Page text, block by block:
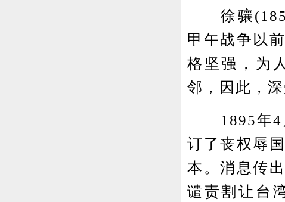
徐骧
甲午战争以
格坚强，为
邻，因此，
1895年4月
订了丧权辱
本。消息传
谴责割让台